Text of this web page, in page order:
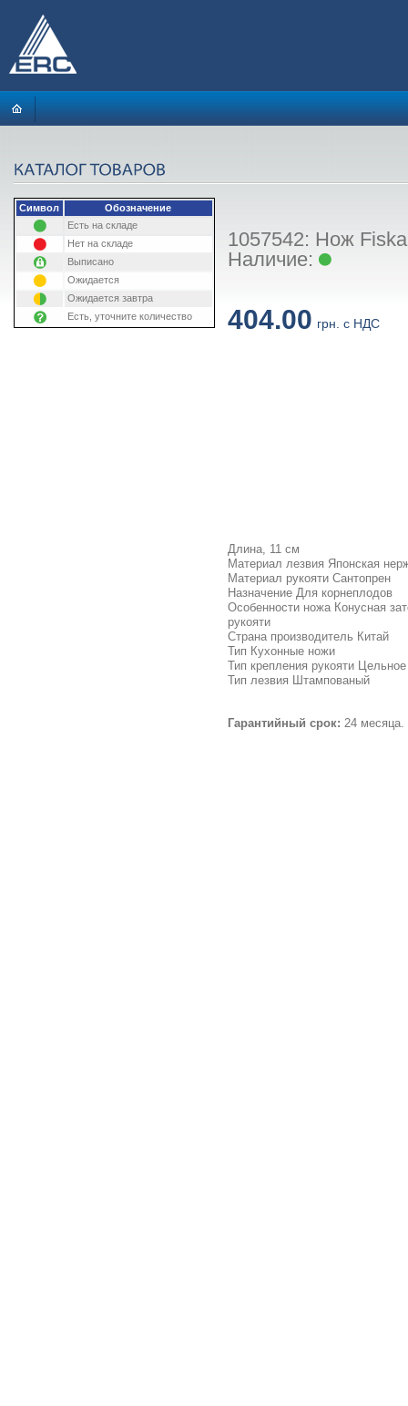
Символ
Обозначение
Есть на складе
Нет на складе
Выписано
Ожидается
Ожидается завтра
Есть, уточните количество
1057542: Нож
Наличие:
404.00 грн. с НДС
Длина, 11 см
Материал лезвия Японская
Материал рукояти Сантопрен
Назначение Для корнеплодов
Особенности ножа Конусная
рукояти
Страна производитель Китай
Тип Кухонные ножи
Тип крепления рукояти
Тип лезвия Штампованый
Гарантийный срок: 24 месяца.